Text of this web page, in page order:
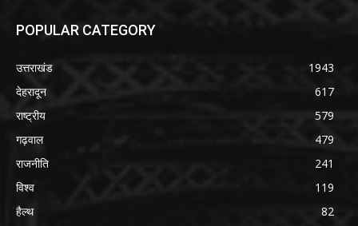
POPULAR CATEGORY
उत्तराखंड
1943
देहरादून
617
राष्ट्रीय
579
गढ़वाल
479
राजनीति
241
विश्व
119
हैल्थ
82